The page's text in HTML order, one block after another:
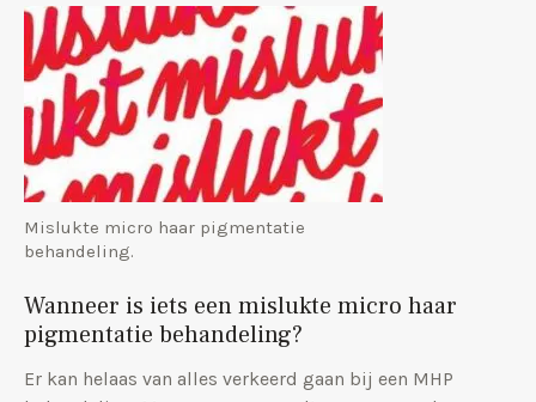
Mislukte micro haar pigmentatie
behandeling.
Wanneer is iets een mislukte micro haar
pigmentatie behandeling?
Er kan helaas van alles verkeerd gaan bij een MHP